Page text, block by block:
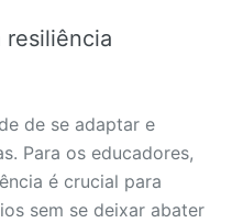
resiliência
de se adaptar e
Para os educadores,
é crucial para
sem se deixar abater